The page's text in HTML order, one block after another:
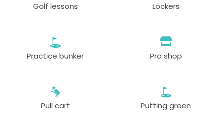
Golf lessons Lockers
Practice bunker Pro shop
Pull cart Putting green